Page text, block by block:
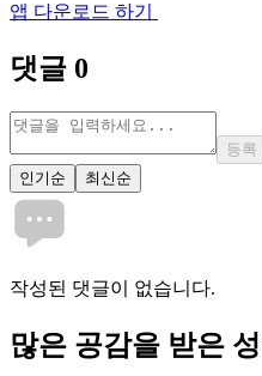
앱 다운로드 하기
댓글 0
등록
인기순
최신순
작성된 댓글이 없습니다.
많은 공감을 받은